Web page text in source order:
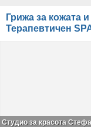
Грижа за кожата
Терапевтичен
Студио за красота